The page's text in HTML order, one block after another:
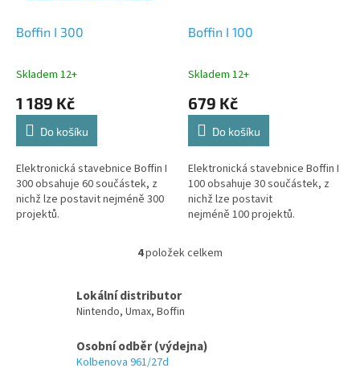
Boffin I 300
Skladem 12+
1 189 Kč
Do košíku
Elektronická stavebnice Boffin I
300 obsahuje 60 součástek, z
nichž lze postavit nejméně 300
projektů.
Boffin I 100
Skladem 12+
679 Kč
Do košíku
Elektronická stavebnice Boffin I
100 obsahuje 30 součástek, z
nichž lze postavit
nejméně 100 projektů.
O
l
á
d
c
4položek celkem
Lokální distributor
Nintendo, Umax, Boffin
Osobní odběr (výdejna)
Kolbenova 961/27d